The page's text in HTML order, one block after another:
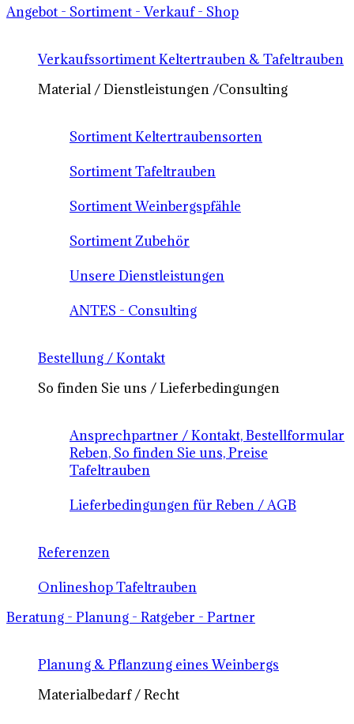
Angebot - Sortiment - Verkauf - Shop
Verkaufssortiment Keltertrauben & Tafeltrauben
Material / Dienstleistungen /Consulting
Sortiment Keltertraubensorten
Sortiment Tafeltrauben
Sortiment Weinbergspfähle
Sortiment Zubehör
Unsere Dienstleistungen
ANTES - Consulting
Bestellung / Kontakt
So finden Sie uns / Lieferbedingungen
Ansprechpartner / Kontakt, Bestellformular
Reben, So finden Sie uns, Preise
Tafeltrauben
Lieferbedingungen für Reben / AGB
Referenzen
Onlineshop Tafeltrauben
Beratung - Planung - Ratgeber - Partner
Planung & Pflanzung eines Weinbergs
Materialbedarf / Recht